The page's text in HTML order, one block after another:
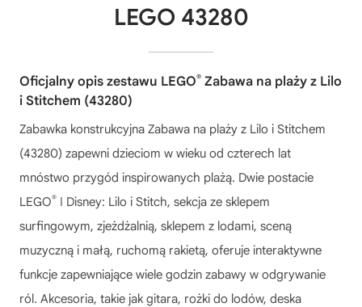
LEGO 43280
Oficjalny opis zestawu LEGO® Zabawa na plaży z Lilo
i Stitchem (43280)
Zabawka konstrukcyjna Zabawa na plaży z Lilo i Stitchem
(43280) zapewni dzieciom w wieku od czterech lat
mnóstwo przygód inspirowanych plażą. Dwie postacie
LEGO® ǀ Disney: Lilo i Stitch, sekcja ze sklepem
surfingowym, zjeżdżalnią, sklepem z lodami, sceną
muzyczną i małą, ruchomą rakietą, oferuje interaktywne
funkcje zapewniające wiele godzin zabawy w odgrywanie
ról. Akcesoria, takie jak gitara, rożki do lodów, deska